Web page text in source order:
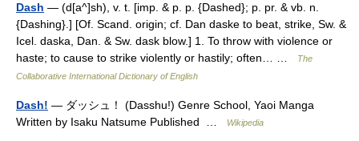
Dash — (d[a^]sh), v. t. [imp. & p. p. {Dashed}; p. pr. & vb. n.
{Dashing}.] [Of. Scand. origin; cf. Dan daske to beat, strike, Sw. &
Icel. daska, Dan. & Sw. dask blow.] 1. To throw with violence or
haste; to cause to strike violently or hastily; often… …
The
Collaborative International Dictionary of English
Dash! — ダッシュ！ (Dasshu!) Genre School, Yaoi Manga
Written by Isaku Natsume Published …
Wikipedia